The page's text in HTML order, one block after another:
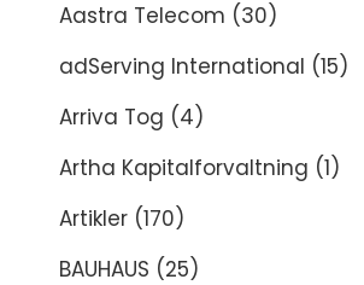
Aastra Telecom (30)
adServing International (15)
Arriva Tog (4)
Artha Kapitalforvaltning (1)
Artikler (170)
BAUHAUS (25)